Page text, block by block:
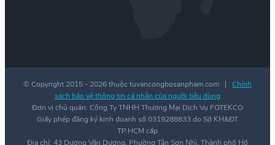
© Copyright 2015 - 2026 thuộc tuvancongbosanpham.com | Chính
sách bảo vệ thông tin cá nhân của người tiêu dùng
Đơn vị chủ quản: Công Ty TNHH Thương Mại Dịch Vụ FOTEKCO
Giấy phép đăng ký kinh doanh số 0319288833 do Sở KH&ĐT
TP.HCM cấp
Địa chỉ: 43 Dương Văn Dương, Phường Tân Sơn Nhì, Thành phố Hồ